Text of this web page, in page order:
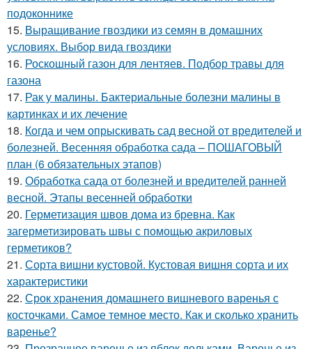
подоконнике
15. Выращивание гвоздики из семян в домашних
условиях. Выбор вида гвоздики
16. Роскошный газон для лентяев. Подбор травы для
газона
17. Рак у малины. Бактериальные болезни малины в
картинках и их лечение
18. Когда и чем опрыскивать сад весной от вредителей и
болезней. Весенняя обработка сада – ПОШАГОВЫЙ
план (6 обязательных этапов)
19. Обработка сада от болезней и вредителей ранней
весной. Этапы весенней обработки
20. Герметизация швов дома из бревна. Как
загерметизировать швы с помощью акриловых
герметиков?
21. Сорта вишни кустовой. Кустовая вишня сорта и их
характеристики
22. Срок хранения домашнего вишневого варенья с
косточками. Самое темное место. Как и сколько хранить
варенье?